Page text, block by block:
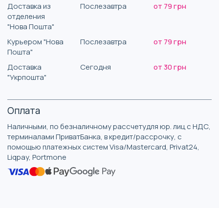
Доставка из
отделения
"Нова Пошта"
Послезавтра от 79 грн
Курьером "Нова
Пошта"
Послезавтра от 79 грн
Доставка
"Укрпошта"
Сегодня от 30 грн
Оплата
Наличными, по безналичному рассчетудля юр. лиц с НДС,
терминалами ПриватБанка, в кредит/рассрочку, с
помощью платежных систем Visa/Mastercard, Privat24,
Liqpay, Portmone